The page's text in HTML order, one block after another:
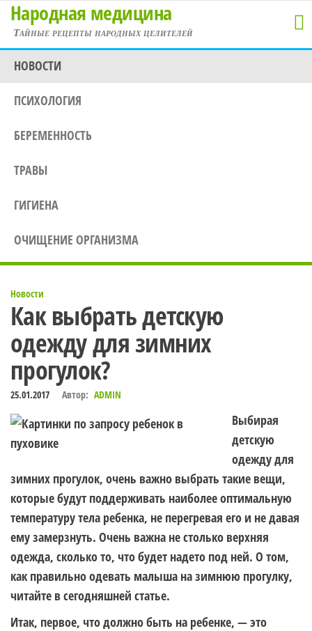
Перейти
содержимому
Народная медицина
Тайные рецепты народных целителей
НОВОСТИ
ПСИХОЛОГИЯ
БЕРЕМЕННОСТЬ
ТРАВЫ
ГИГИЕНА
ОЧИЩЕНИЕ ОРГАНИЗМА
Новости
Как выбрать детскую
одежду для зимних
прогулок?
25.01.2017 Автор: ADMIN
Выбирая
детскую
одежду для
зимних прогулок, очень важно выбрать такие вещи,
которые будут поддерживать наиболее оптимальную
температуру тела ребенка, не перегревая его и не давая
ему замерзнуть. Очень важна не столько верхняя
одежда, сколько то, что будет надето под ней. О том,
как правильно одевать малыша на зимнюю прогулку,
читайте в сегодняшней статье.
Итак, первое, что должно быть на ребенке, — это